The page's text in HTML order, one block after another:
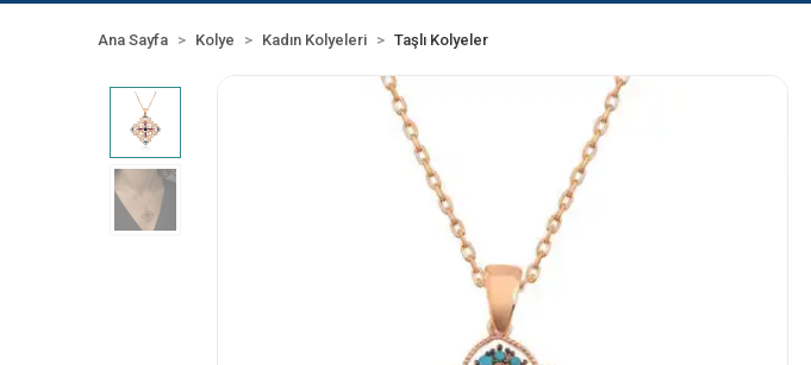
Ana Sayfa Kolye Kadın Kolyeleri Taşlı Kolyeler